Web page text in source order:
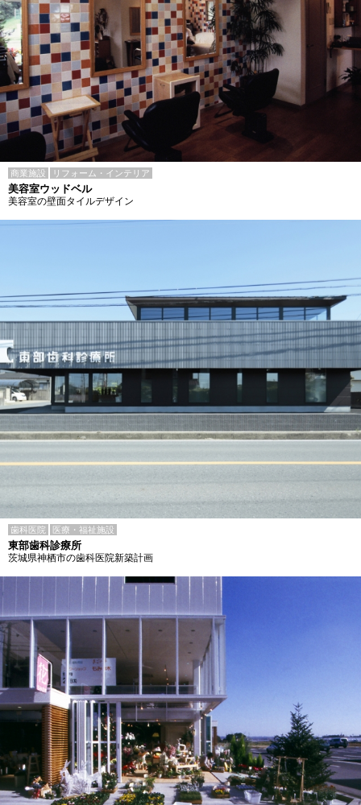
商業施設 リフォーム・インテリア
美容室ウッドベル
美容室の壁面タイルデザイン
歯科医院 医療・福祉施設
東部歯科診療所
茨城県神栖市の歯科医院新築計画